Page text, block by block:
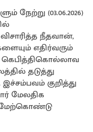
(03.06.2026)
நீதவான்,
எதிர்வரும்
கெபித்திகொல்லாவ
தடுத்து
குறித்து
மேலதிக